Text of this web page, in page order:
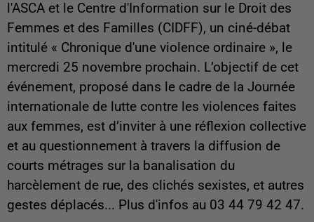
l'ASCA et le Centre d'Information sur le Droit des
Femmes et des Familles (CIDFF), un ciné-débat
intitulé « Chronique d'une violence ordinaire », le
mercredi 25 novembre prochain. L’objectif de cet
événement, proposé dans le cadre de la Journée
internationale de lutte contre les violences faites
aux femmes, est d’inviter à une réflexion collective
et au questionnement à travers la diffusion de
courts métrages sur la banalisation du
harcèlement de rue, des clichés sexistes, et autres
gestes déplacés... Plus d'infos au 03 44 79 42 47.